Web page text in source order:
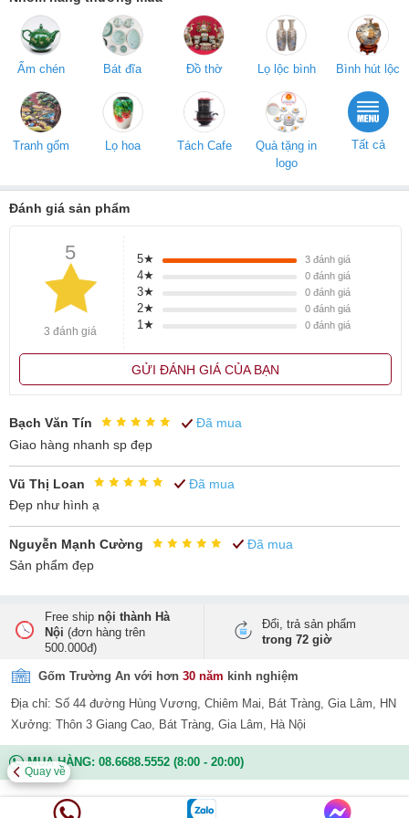
bạn bè ý nghĩa, dáng boom là loại dáng rất phù hợp với nhiều nội
thất gia đình.
Ấm chén Bát đĩa Đồ thờ Lọ lộc bình Bình hút lộc
Tranh gốm Lọ hoa Tách Cafe
Quà tặng in
logo
Tất cả
Đánh giá sản phẩm
5
3 đánh giá
5★ 3đánh giá
4★ 0đánh giá
3★ 0đánh giá
2★ 0đánh giá
1★ 0đánh giá
GỬI ĐÁNH GIÁ CỦA BẠN
Bạch Văn Tín
Đã mua
Giao hàng nhanh sp đẹp
Vũ Thị Loan
Đã mua
Đẹp như hình ạ
Nguyễn Mạnh Cường
Đã mua
Sản phẩm đẹp
Free ship nội thành Hà
Nội (đơn hàng trên
500.000đ)
Đổi, trả sản phẩm
trong 72 giờ
Gốm Trường An với hơn 30 năm kinh nghiệm
Địa chỉ: Số 44 đường Hùng Vương, Chiêm Mai, Bát Tràng, Gia Lâm, HN
Xưởng: Thôn 3 Giang Cao, Bát Tràng, Gia Lâm, Hà Nội
MUA HÀNG: 08.6688.5552 (8:00 - 20:00)
Thông tin khác
Quay về